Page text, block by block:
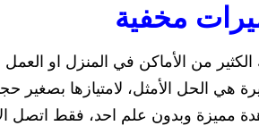
مخفية
الكثير من الأماكن في المنزل او العمل
مميزة وبدون علم احد، فقط اتصل